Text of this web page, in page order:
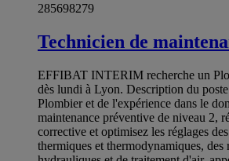
285698279
Technicien de
EFFIBAT INTERIM recherche un
dès lundi à Lyon. Description du
Plombier et de l'expérience dans le
maintenance préventive de niveau 2,
corrective et optimisez les réglages
thermiques et thermodynamiques, des